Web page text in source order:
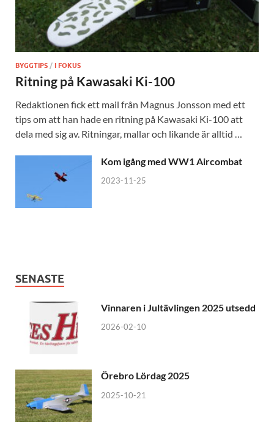
BYGGTIPS / I FOKUS
Ritning på Kawasaki Ki-100
Redaktionen fick ett mail från Magnus Jonsson med ett
tips om att han hade en ritning på Kawasaki Ki-100 att
dela med sig av. Ritningar, mallar och likande är alltid …
Kom igång med WW1 Aircombat
2023-11-25
SENASTE
Vinnaren i Jultävlingen 2025 utsedd
2026-02-10
Örebro Lördag 2025
2025-10-21